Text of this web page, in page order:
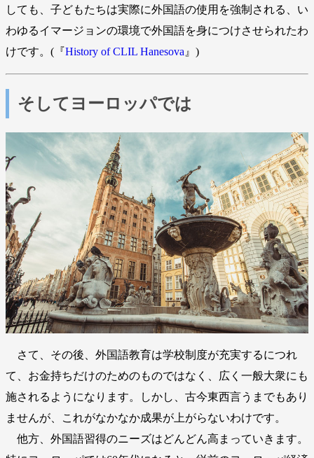
しても、子どもたちは実際に外国語の使用を強制される、い
わゆるイマージョンの環境で外国語を身につけさせられたわ
けです。(『History of CLIL Hanesova 』)
そしてヨーロッパでは
さて、その後、外国語教育は学校制度が充実するにつれ
て、お金持ちだけのためのものではなく、広く一般大衆にも
施されるようになります。しかし、古今東西言うまでもあり
ませんが、これがなかなか成果が上がらないわけです。
他方、外国語習得のニーズはどんどん高まっていきます。